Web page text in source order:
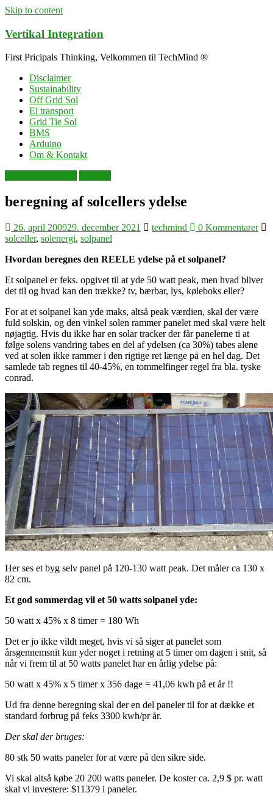
Skip to content
Vertikal Integration
First Pricipals Thinking, Velkommen til TechMind ®
Disclaimer
Sustainability
Off Grid Sol
El transport
Grid Tie Sol
BMS
Arduino
Om & Kontakt
beregning af solcellers ydelse
26. april 200929. december 2021 techmind
0 Kommentarer
solceller, solenergi, solpanel
Hvordan beregnes den REELE ydelse på et solpanel?
Et solpanel er feks. opgivet til at yde 50 watt peak, men hvad bliver
det til og hvad kan den trække? tv, bærbar, lys, køleboks eller?
For at et solpanel kan yde maks, altså peak værdien, skal der være
fuld solskin, og den vinkel solen rammer panelet med skal være helt
nøjagtig. Hvis du ikke har en solar tracker der får panelerne ti at
følge solens vandring tabes en del af ydelsen (ca 30%) tabes alene
ved at solen ikke rammer i den rigtige ret længe på en hel dag. Det
samlede tab regnes til 40-45%, en tommelfinger regel fra bla. tyske
conrad.
Her ses et byg selv panel på 120-130 watt peak. Det måler ca 130 x
82 cm.
Et god sommerdag vil et 50 watts solpanel yde:
50 watt x 45% x 8 timer = 180 Wh
Det er jo ikke vildt meget, hvis vi så siger at panelet som
årsgennemsnit kun yder noget i retning at 5 timer om dagen i snit, så
når vi frem til at 50 watts panelet har en årlig ydelse på:
50 watt x 45% x 5 timer x 356 dage = 41,06 kwh på et år !!
Ud fra denne beregning skal der en del paneler til for at dække et
standard forbrug på feks 3300 kwh/pr år.
Der skal der bruges:
80 stk 50 watts paneler for at være på den sikre side.
Vi skal altså købe 20 200 watts paneler. De koster ca. 2,9 $ pr. watt
skal vi investere: $11379 i paneler.